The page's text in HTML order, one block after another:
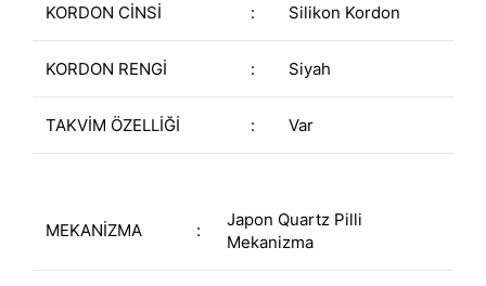
KORDON CİNSİ : Silikon Kordon
KORDON RENGİ : Siyah
TAKVİM ÖZELLİĞİ : Var
MEKANİZMA :
Japon Quartz Pilli
Mekanizma